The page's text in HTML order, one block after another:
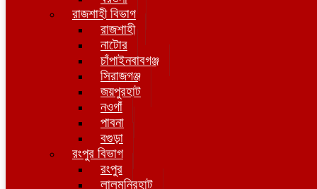
রাজশাহী বিভাগ
রাজশাহী
নাটোর
চাঁপাইনবাবগঞ্জ
সিরাজগঞ্জ
জয়পুরহাট
নওগাঁ
পাবনা
বগুড়া
রংপুর বিভাগ
রংপুর
লালমনিরহাট